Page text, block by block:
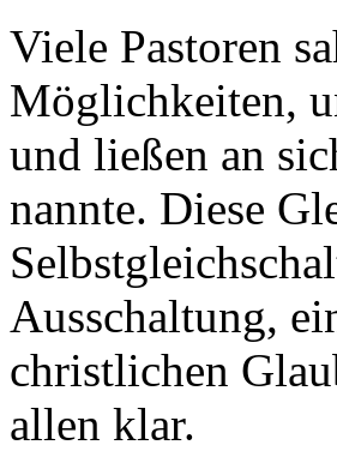
Viele Pastoren
Möglichkeiten,
und ließen an
nannte. Diese
Ausschaltung,
christlichen
allen klar.